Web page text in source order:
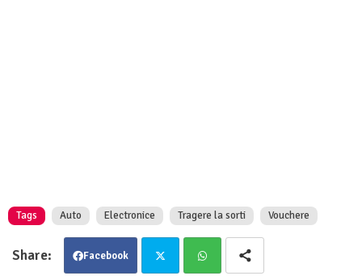
Tags Auto Electronice Tragere la sorti Vouchere
Facebook